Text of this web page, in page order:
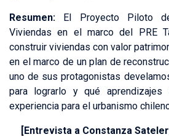
Resumen: El Proyecto Piloto
Viviendas en el marco del PRE
construir viviendas con valor
en el marco de un plan de
uno de sus protagonistas
para lograrlo y qué
experiencia para el urbanismo
[Entrevista a Constanza Sateler